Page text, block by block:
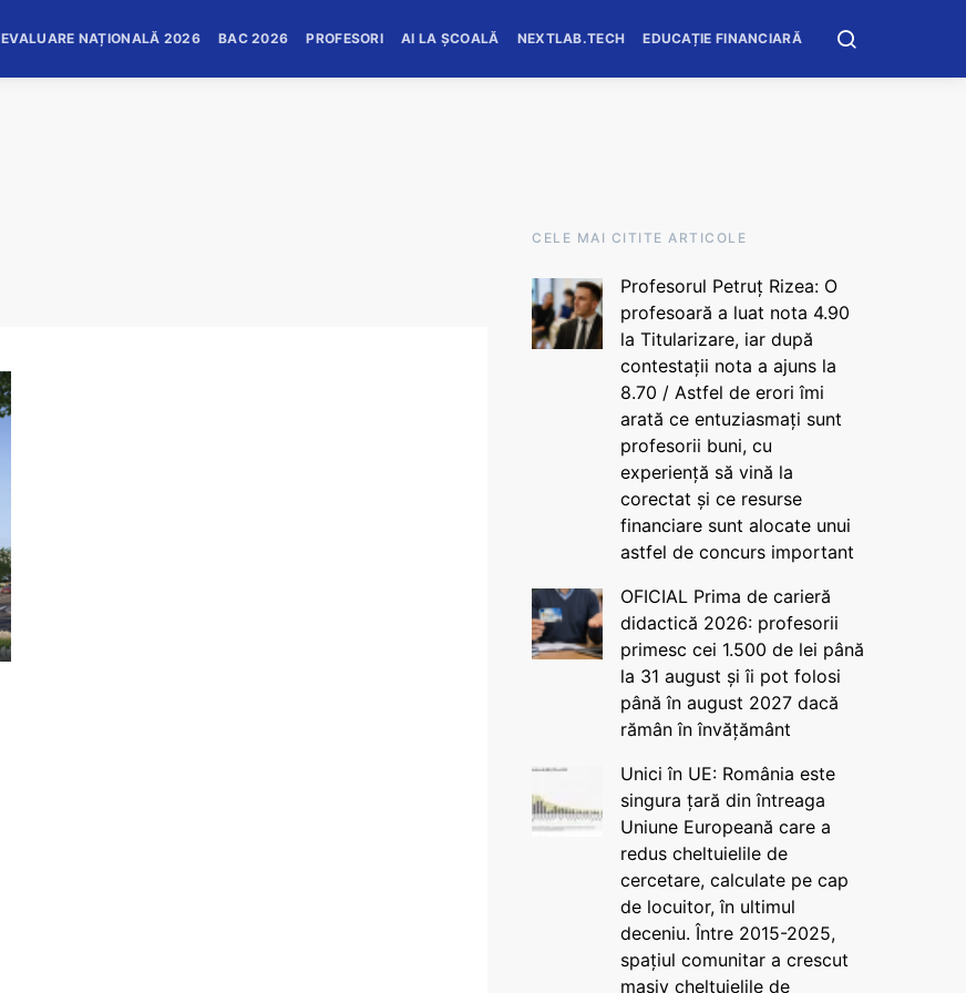
EVALUARE NAȚIONALĂ 2026 BAC 2026 PROFESORI AI LA ȘCOALĂ NEXTLAB.TECH EDUCAȚIE FINANCIARĂ
CELE MAI CITITE ARTICOLE
Profesorul Petruț Rizea: O
profesoară a luat nota 4.90
la Titularizare, iar după
contestații nota a ajuns la
8.70 / Astfel de erori îmi
arată ce entuziasmați sunt
profesorii buni, cu
experiență să vină la
corectat și ce resurse
financiare sunt alocate unui
astfel de concurs important
OFICIAL Prima de carieră
didactică 2026: profesorii
primesc cei 1.500 de lei până
la 31 august și îi pot folosi
până în august 2027 dacă
rămân în învățământ
Unici în UE: România este
singura țară din întreaga
Uniune Europeană care a
redus cheltuielile de
cercetare, calculate pe cap
de locuitor, în ultimul
deceniu. Între 2015-2025,
spațiul comunitar a crescut
masiv cheltuielile de